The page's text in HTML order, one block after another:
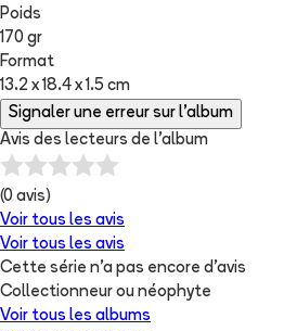
Poids
170 gr
Format
13.2 x 18.4 x 1.5 cm
Signaler une erreur sur l'album
Avis des lecteurs de l'album
(0 avis)
Voir tous les avis
Voir tous les avis
Cette série n'a pas encore d'avis
Collectionneur ou néophyte
Voir tous les albums